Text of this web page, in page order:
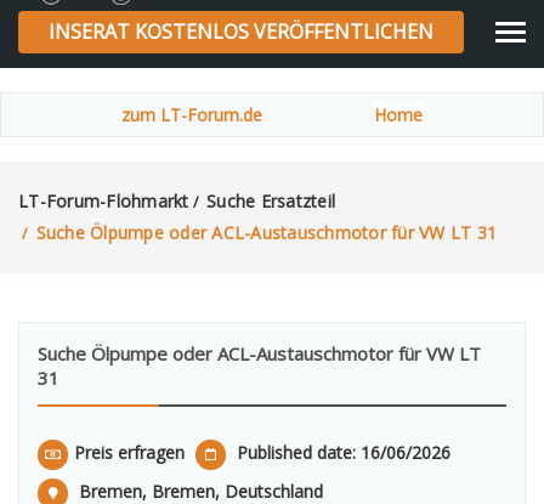
INSERAT KOSTENLOS VERÖFFENTLICHEN
zum LT-Forum.de Home
LT-Forum-Flohmarkt / Suche Ersatzteil
/ Suche Ölpumpe oder ACL-Austauschmotor für VW LT 31
Suche Ölpumpe oder ACL-Austauschmotor für VW LT
31
Preis erfragen
Published date: 16/06/2026
Bremen, Bremen, Deutschland